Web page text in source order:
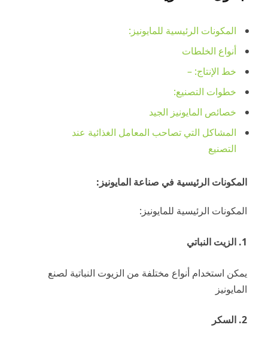
المكونات الرئيسية للمايونيز:
أنواع الخلطات
خط الإنتاج: –
خطوات التصنيع:
خصائص المايونيز الجيد
المشاكل التي تصاحب المعامل الغذائية عند
التصنيع
المكونات الرئيسية في صناعة المايونيز:
المكونات الرئيسية للمايونيز:
1. الزيت النباتي
يمكن استخدام أنواع مختلفة من الزيوت النباتية لصنع
المايونيز
2. السكر